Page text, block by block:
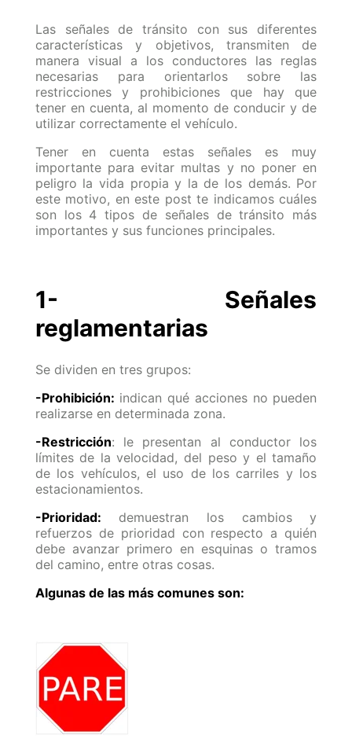
Las señales de tránsito con sus diferentes
características y objetivos, transmiten de
manera visual a los conductores las reglas
necesarias para orientarlos sobre las
restricciones y prohibiciones que hay que
tener en cuenta, al momento de conducir y de
utilizar correctamente el vehículo.
Tener en cuenta estas señales es muy
importante para evitar multas y no poner en
peligro la vida propia y la de los demás. Por
este motivo, en este post te indicamos cuáles
son los 4 tipos de señales de tránsito más
importantes y sus funciones principales.
1- Señales
reglamentarias
Se dividen en tres grupos:
-Prohibición: indican qué acciones no pueden
realizarse en determinada zona.
-Restricción: le presentan al conductor los
límites de la velocidad, del peso y el tamaño
de los vehículos, el uso de los carriles y los
estacionamientos.
-Prioridad: demuestran los cambios y
refuerzos de prioridad con respecto a quién
debe avanzar primero en esquinas o tramos
del camino, entre otras cosas.
Algunas de las más comunes son: